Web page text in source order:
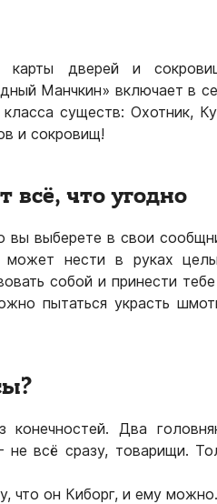
карты дверей и
Манчкин» включает в
существ: Охотник,
и сокровищ!
что угодно
вы выберете в свои
может нести в руках
собой и принести
пытаться украсть
Два
всё сразу, товарищи.
что он Киборг, и ему можно.